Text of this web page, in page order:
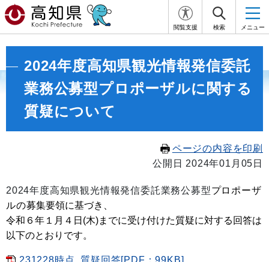
閲覧支援 検索 メニュー
2024年度高知県観光情報発信委託
業務公募型プロポーザルに関する
質疑について
ページの内容を印刷
公開日 2024年01月05日
2024年度高知県観光情報発信委託業務公募型プロポーザ
ルの募集要領に基づき、
令和６ 年１月４ 日(木)までに受け付けた質疑に対する回答は
以下のとおりです。
231228時点_質疑回答[PDF：99KB]